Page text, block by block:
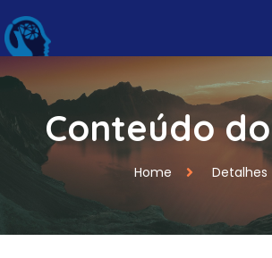
Conteúdo
Home Detalhes